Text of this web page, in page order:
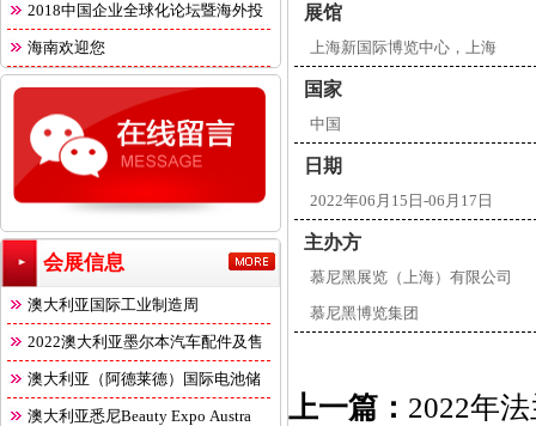
2018中国企业全球化论坛暨海外投
海南欢迎您
会展信息
澳大利亚国际工业制造周
2022澳大利亚墨尔本汽车配件及售
澳大利亚（阿德莱德）国际电池储
能 澳大利亚悉尼Beauty Expo Austra
展馆
上海新国际博览中心，上海
国家
中国
日期
2022年06月15日-06月17日
主办方
慕尼黑展览（上海）有限公司
慕尼黑博览集团
上一篇： 2022年